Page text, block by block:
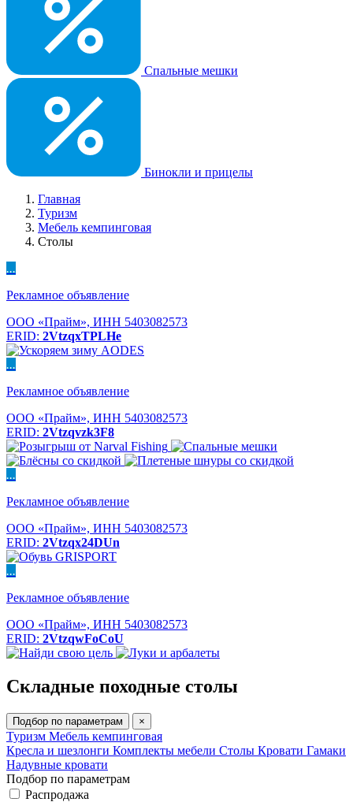
Спальные мешки
Бинокли и прицелы
Главная
Туризм
Мебель кемпинговая
Столы
...
Рекламное объявление
ООО «Прайм», ИНН 5403082573
ERID: 2VtzqxTPLHe
...
Рекламное объявление
ООО «Прайм», ИНН 5403082573
ERID: 2Vtzqvzk3F8
...
Рекламное объявление
ООО «Прайм», ИНН 5403082573
ERID: 2Vtzqx24DUn
...
Рекламное объявление
ООО «Прайм», ИНН 5403082573
ERID: 2VtzqwFoCoU
Складные походные столы
Подбор по параметрам ×
Туризм Мебель кемпинговая
Кресла и шезлонги Комплекты мебели Столы Кровати Гамаки
Надувные кровати
Подбор по параметрам
Распродажа